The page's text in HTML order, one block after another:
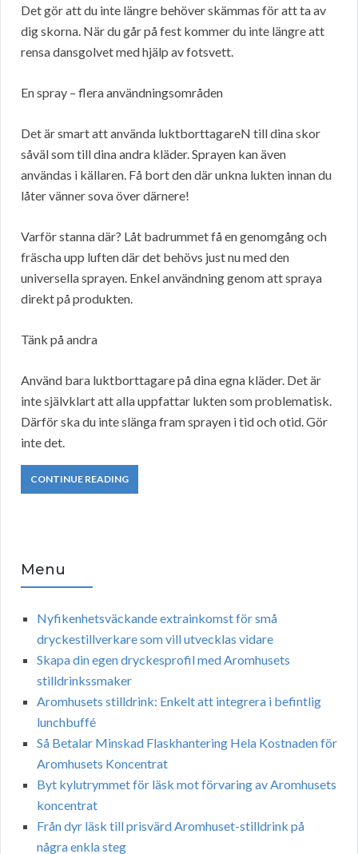
Det gör att du inte längre behöver skämmas för att ta av
dig skorna. När du går på fest kommer du inte längre att
rensa dansgolvet med hjälp av fotsvett.
En spray – flera användningsområden
Det är smart att använda luktborttagareN till dina skor
såväl som till dina andra kläder. Sprayen kan även
användas i källaren. Få bort den där unkna lukten innan du
låter vänner sova över därnere!
Varför stanna där? Låt badrummet få en genomgång och
fräscha upp luften där det behövs just nu med den
universella sprayen. Enkel användning genom att spraya
direkt på produkten.
Tänk på andra
Använd bara luktborttagare på dina egna kläder. Det är
inte självklart att alla uppfattar lukten som problematisk.
Därför ska du inte slänga fram sprayen i tid och otid. Gör
inte det.
CONTINUE READING
Menu
Nyfikenhetsväckande extrainkomst för små
dryckestillverkare som vill utvecklas vidare
Skapa din egen dryckesprofil med Aromhusets
stilldrinkssmaker
Aromhusets stilldrink: Enkelt att integrera i befintlig
lunchbuffé
Så Betalar Minskad Flaskhantering Hela Kostnaden för
Aromhusets Koncentrat
Byt kylutrymmet för läsk mot förvaring av Aromhusets
koncentrat
Från dyr läsk till prisvärd Aromhuset-stilldrink på
några enkla steg